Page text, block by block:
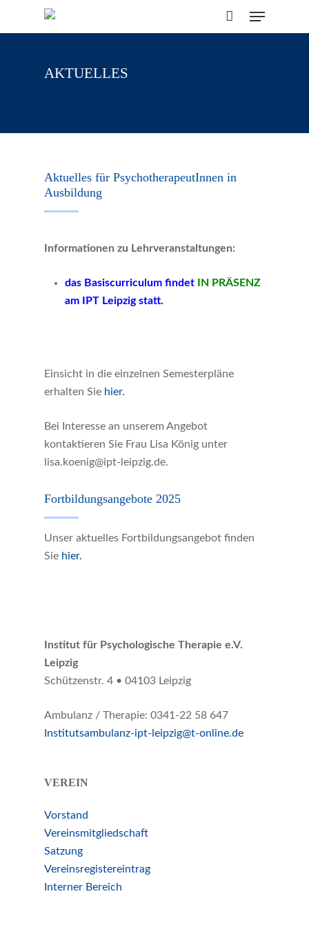
Menu
Cart
CLOSE
AKTUELLES
Aktuelles für PsychotherapeutInnen in
Ausbildung
Informationen zu Lehrveranstaltungen:
das Basiscurriculum findet
IN PRÄSENZ
am IPT Leipzig statt.
Einsicht in die einzelnen Semesterpläne
erhalten Sie hier.
Bei Interesse an unserem Angebot
kontaktieren Sie Frau Lisa König unter
lisa.koenig@ipt-leipzig.de.
Fortbildungsangebote 2025
Unser aktuelles Fortbildungsangebot finden
Sie hier.
Institut für Psychologische Therapie e.V.
Leipzig
Schützenstr. 4 • 04103 Leipzig
Ambulanz / Therapie: 0341-22 58 647
Institutsambulanz-ipt-leipzig@t-online.de
VEREIN
Vorstand
Vereinsmitgliedschaft
Satzung
Vereinsregistereintrag
Interner Bereich